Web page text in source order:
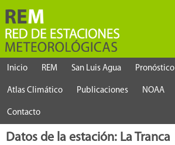
Inicio REM San Luis Agua Pronóstico
Atlas Climático Publicaciones NOAA
Contacto
Datos de la estación: La Tranca